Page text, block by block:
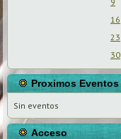
16
23
30
Proximos Eventos
Sin eventos
Acceso